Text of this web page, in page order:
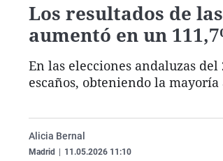
Los resultados de
aumentó en un
En las elecciones andaluzas
escaños, obteniendo la
Alicia Bernal
Madrid 11.05.2026 11:10